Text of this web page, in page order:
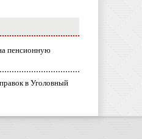
пенсионную
в Уголовный